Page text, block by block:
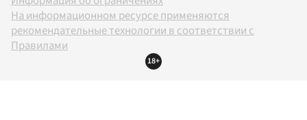
На информационном ресурсе применяются
рекомендательные технологии в соответствии с
Правилами
18+